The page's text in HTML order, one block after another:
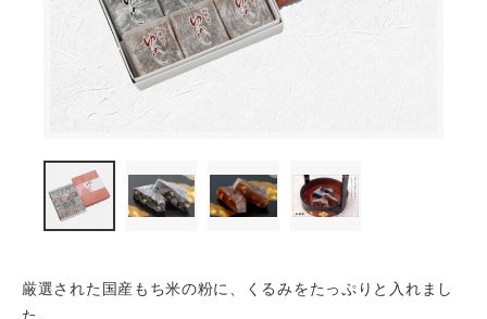
厳選された国産もち米の粉に、くるみをたっぷりと入れまし